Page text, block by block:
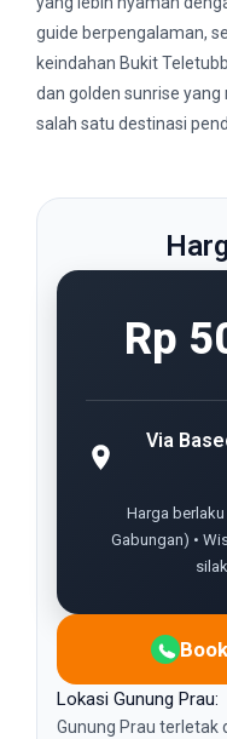
guide berpengalaman,
keindahan Bukit
dan golden sunrise
salah satu destinasi
Rp
Via
Harga berlaku
Gabungan) •
Lokasi Gunung Prau:
Gunung Prau terletak